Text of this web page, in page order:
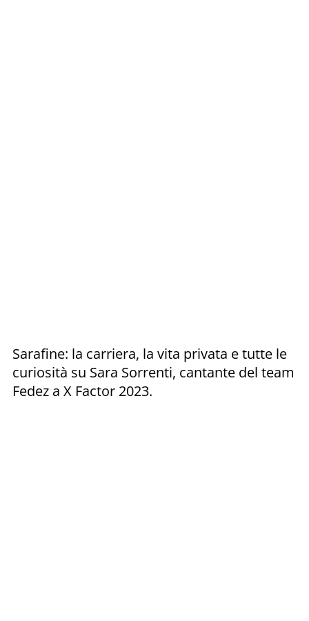
Sarafine: la carriera, la vita privata e tutte le
curiosità su Sara Sorrenti, cantante del team
Fedez a X Factor 2023.